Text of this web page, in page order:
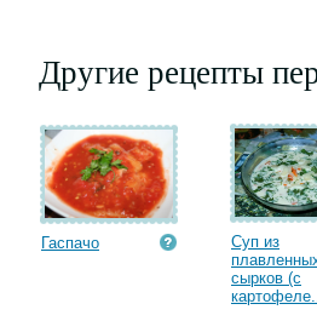
Другие рецепты
Гаспачо
Суп из
сырков (с